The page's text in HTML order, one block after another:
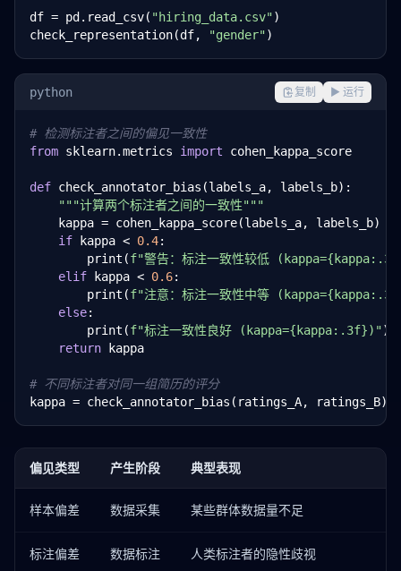
df = pd.read_csv( "hiring_data.csv")
check_representation(df,
"gender")
python 复制 ▶ 运行
# 检测标注者之间的偏见一致性
from sklearn.metrics import cohen_kappa_score
def check_annotator_bias(labels_a, labels_b):
"""计算两个标注者之间的一致性"""
    kappa = cohen_kappa_score(labels_a, labels_b)
if kappa < 0.4:
        print(
f"警告：标注一致性较低
elif kappa < 0.6:
        print(
f"注意：标注一致性中等
else:
        print(
f"标注一致性良好 (kappa={kappa:.3f})")
return kappa
# 不同标注者对同一组简历的评分
kappa = check_annotator_bias(ratings_A, ratings_B)
偏见类型 产生阶段 典型表现
样本偏差 数据采集 某些群体数据量不足
标注偏差 数据标注 人类标注者的隐性歧视